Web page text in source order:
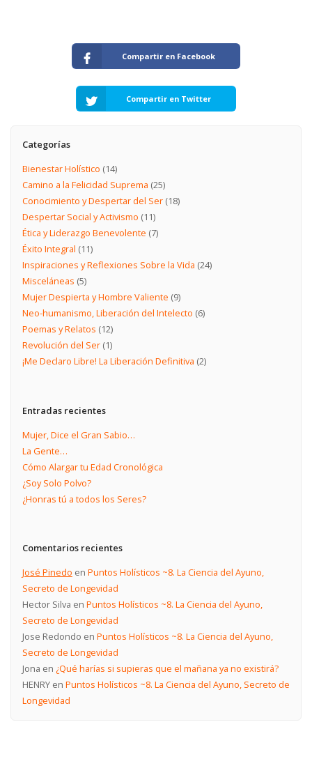
Compartir en Facebook
Compartir en Twitter
Categorías
Bienestar Holístico (14)
Camino a la Felicidad Suprema (25)
Conocimiento y Despertar del Ser(18)
Despertar Social y Activismo (11)
Ética y Liderazgo Benevolente (7)
Éxito Integral (11)
Inspiraciones y Reflexiones Sobre la Vida (24)
Misceláneas (5)
Mujer Despierta y Hombre Valiente (9)
Neo-humanismo, Liberación del Intelecto (6)
Poemas y Relatos (12)
Revolución del Ser(1)
¡Me Declaro Libre! La Liberación Definitiva (2)
Entradas recientes
Mujer, Dice el Gran Sabio…
La Gente…
Cómo Alargar tu Edad Cronológica
¿Soy Solo Polvo?
¿Honras tú a todos los Seres?
Comentarios recientes
José Pinedo en Puntos Holísticos ~8. La Ciencia del Ayuno,
Secreto de Longevidad
Hector Silva en Puntos Holísticos ~8. La Ciencia del Ayuno,
Secreto de Longevidad
Jose Redondo en Puntos Holísticos ~8. La Ciencia del Ayuno,
Secreto de Longevidad
Jona en ¿Qué harías si supieras que el mañana ya no existirá?
HENRYen Puntos Holísticos ~8. La Ciencia del Ayuno, Secreto de
Longevidad